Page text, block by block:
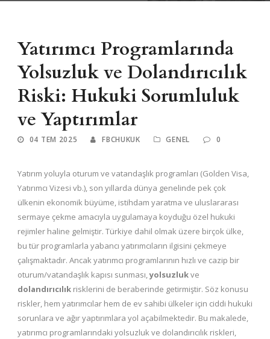
Yatırımcı Programlarında
Yolsuzluk ve Dolandırıcılık
Riski: Hukuki Sorumluluk
ve Yaptırımlar
04 TEM 2025 FBCHUKUK GENEL 0
Yatırım yoluyla oturum ve vatandaşlık programları (Golden Visa,
Yatırımcı Vizesi vb.), son yıllarda dünya genelinde pek çok
ülkenin ekonomik büyüme, istihdam yaratma ve uluslararası
sermaye çekme amacıyla uygulamaya koyduğu özel hukuki
rejimler haline gelmiştir. Türkiye dahil olmak üzere birçok ülke,
bu tür programlarla yabancı yatırımcıların ilgisini çekmeye
çalışmaktadır. Ancak yatırımcı programlarının hızlı ve cazip bir
oturum/vatandaşlık kapısı sunması,yolsuzlukve
dolandırıcılık risklerini de beraberinde getirmiştir. Söz konusu
riskler, hem yatırımcılar hem de ev sahibi ülkeler için ciddi hukuki
sorunlara ve ağır yaptırımlara yol açabilmektedir. Bu makalede,
yatırımcı programlarındaki yolsuzluk ve dolandırıcılık riskleri,